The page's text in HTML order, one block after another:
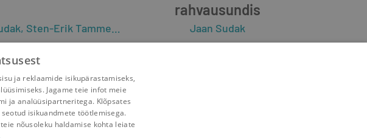
, Sten-Erik Tammemäe
rahvausundis
Jaan Sudak
ja reklaamide isikupärastamiseks,
Jagame teie infot meie
ja analüüsipartneritega. Klõpsates
isikuandmete töötlemisega.
nõusoleku haldamise kohta leiate